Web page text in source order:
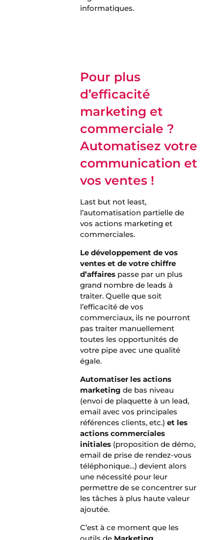
informatiques.
Pour plus
d’efficacité
marketing et
commerciale ?
Automatisez votre
communication et
vos ventes !
Last but not least,
l’automatisation partielle de
vos actions marketing et
commerciales.
Le développement de vos
ventes et de votre chiffre
d’affaires passe par un plus
grand nombre de leads à
traiter. Quelle que soit
l’efficacité de vos
commerciaux, ils ne pourront
pas traiter manuellement
toutes les opportunités de
votre pipe avec une qualité
égale.
Automatiser les actions
marketing de bas niveau
(envoi de plaquette à un lead,
email avec vos principales
références clients, etc.)et les
actions commerciales
initiales (proposition de démo,
email de prise de rendez-vous
téléphonique…) devient alors
une nécessité pour leur
permettre de se concentrer sur
les tâches à plus haute valeur
ajoutée.
C’est à ce moment que les
outils de Marketing